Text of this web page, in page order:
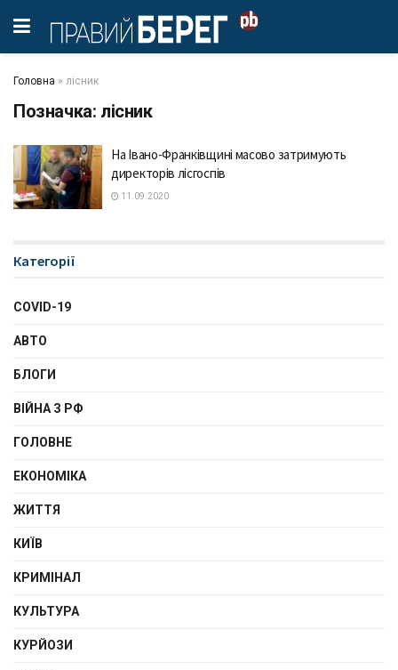
Головна » лісник
Позначка: лісник
На Івано-Франківщині масово затримують
директорів лісгоспів
11.09.2020
Категорії
COVID-19
АВТО
БЛОГИ
ВІЙНА З РФ
ГОЛОВНЕ
ЕКОНОМІКА
ЖИТТЯ
КИЇВ
КРИМІНАЛ
КУЛЬТУРА
КУРЙОЗИ